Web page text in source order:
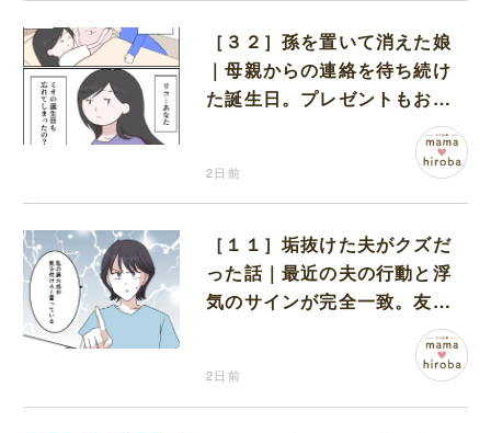
［３２］孫を置いて消えた娘
｜母親からの連絡を待ち続け
た誕生日。プレゼントもお祝
2日前
［１１］垢抜けた夫がクズだ
った話｜最近の夫の行動と浮
気のサインが完全一致。友人
2日前